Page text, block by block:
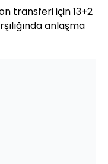
transferi için 13+2
anlaşma